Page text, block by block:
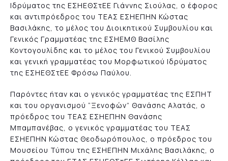
Ιδρύματος της ΕΣΗΕΘΣτEΕ Γιάννης Σιούλας, ο έφορος
και αντιπρόεδρος του ΤΕΑΣ ΕΣΗΕΠΗΝ Κώστας
Βασιλάκης, το μέλος του Διοικητικού Συμβουλίου και
Γενικός Γραμματέας της ΕΣΗΕΜΘ Βασίλης
Κοντογουλίδης και το μέλος του Γενικού Συμβουλίου
και γενική γραμματέας του Μορφωτικού Ιδρύματος
της ΕΣΗΕΘΣτΕE Φρόσω Παύλου.
Παρόντες ήταν και ο γενικός γραμματέας της ΕΣΠΗΤ
και του οργανισμού “Ξενοφών” Θανάσης Αλατάς, ο
πρόεδρος του ΤΕΑΣ ΕΣΗΕΠΗΝ Θανάσης
Μπαμπανέβας, ο γενικός γραμματέας του ΤΕΑΣ
ΕΣΗΕΠΗΝ Κώστας Θεοδωρόπουλος, ο πρόεδρος του
Μουσείου Τύπου της ΕΣΗΕΠΗΝ Μιχάλης Βασιλάκης, ο